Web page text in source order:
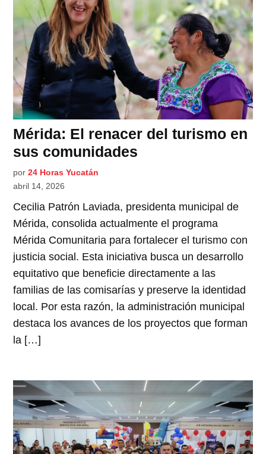
Mérida: El renacer del turismo en
sus comunidades
por 24 Horas Yucatán
abril 14, 2026
Cecilia Patrón Laviada, presidenta municipal de
Mérida, consolida actualmente el programa
Mérida Comunitaria para fortalecer el turismo con
justicia social. Esta iniciativa busca un desarrollo
equitativo que beneficie directamente a las
familias de las comisarías y preserve la identidad
local. Por esta razón, la administración municipal
destaca los avances de los proyectos que forman
la […]